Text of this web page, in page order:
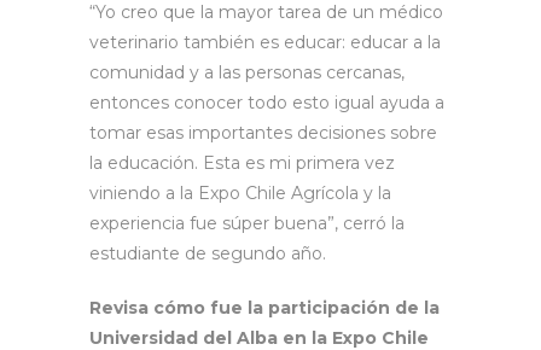
“Yo creo que la mayor tarea de un médico
veterinario también es educar: educar a la
comunidad y a las personas cercanas,
entonces conocer todo esto igual ayuda a
tomar esas importantes decisiones sobre
la educación. Esta es mi primera vez
viniendo a la Expo Chile Agrícola y la
experiencia fue súper buena”, cerró la
estudiante de segundo año.
Revisa cómo fue la participación de la
Universidad del Alba en la Expo Chile